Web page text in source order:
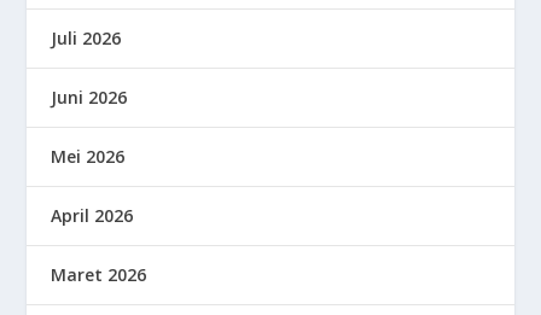
Juli 2026
Juni 2026
Mei 2026
April 2026
Maret 2026